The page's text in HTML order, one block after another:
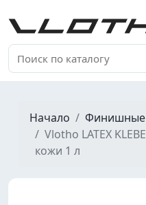
VLOTHO
Начало
Финишные
Vlotho LATEX
кожи 1 л